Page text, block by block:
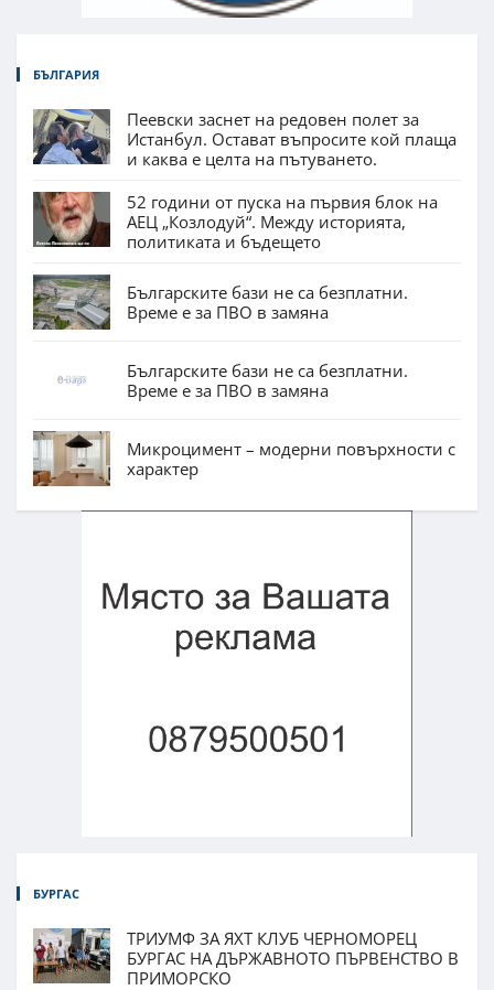
БЪЛГАРИЯ
Пеевски заснет на редовен полет за
Истанбул. Остават въпросите кой плаща
и каква е целта на пътуването.
52 години от пуска на първия блок на
АЕЦ „Козлодуй“. Между историята,
политиката и бъдещето
Българските бази не са безплатни.
Време е за ПВО в замяна
Българските бази не са безплатни.
Време е за ПВО в замяна
Микроцимент – модерни повърхности с
характер
БУРГАС
ТРИУМФ ЗА ЯХТ КЛУБ ЧЕРНОМОРЕЦ
БУРГАС НА ДЪРЖАВНОТО ПЪРВЕНСТВО В
ПРИМОРСКО